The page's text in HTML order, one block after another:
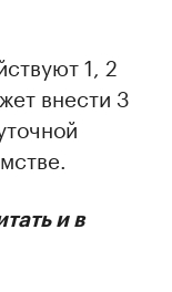
1, 2
внести 3
и в